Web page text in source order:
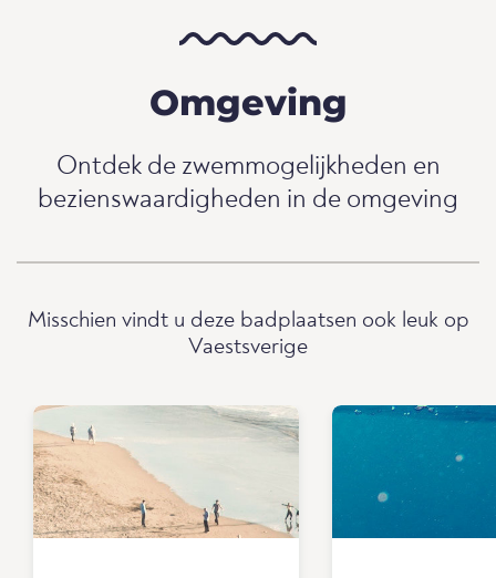
Omgeving
Ontdek de zwemmogelijkheden en
bezienswaardigheden in de omgeving
Misschien vindt u deze badplaatsen ook leuk op
Vaestsverige